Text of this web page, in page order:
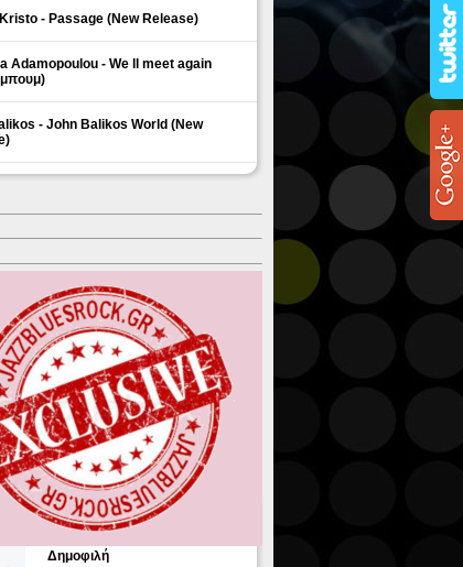
- Passage (New Release)
Adamopoulou - We ll meet again
- John Balikos World (New
ΘΕΜΑΤΑ
Δημοφιλή